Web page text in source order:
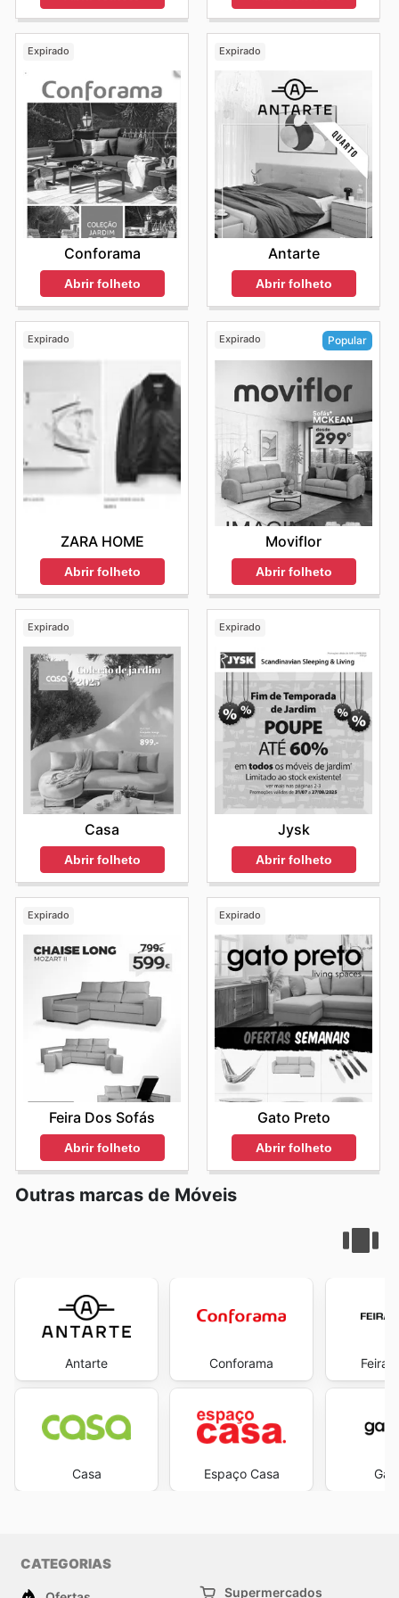
Expirado
Conforama
Abrir folheto
Expirado
Antarte
Abrir folheto
Expirado
ZARA HOME
Abrir folheto
Expirado Popular
Moviflor
Abrir folheto
Expirado
Casa
Abrir folheto
Expirado
Jysk
Abrir folheto
Expirado
Feira Dos Sofás
Abrir folheto
Expirado
Gato Preto
Abrir folheto
Outras marcas de Móveis
Antarte
Casa
Conforama
Espaço Casa
Feira
CATEGORIAS
Supermercados